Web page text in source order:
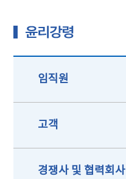
임직원
고객
경쟁사 및 협력회사